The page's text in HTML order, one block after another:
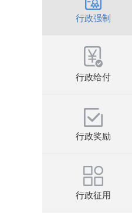
行政强制
行政给付
行政奖励
行政征用